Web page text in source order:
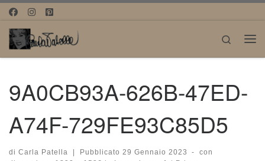
Passa al contenuto
Search
9A0CB93A-626B-47ED-
A74F-729FE93C85D5
di Carla Patella Pubblicato 29 Gennaio 2023 -
con